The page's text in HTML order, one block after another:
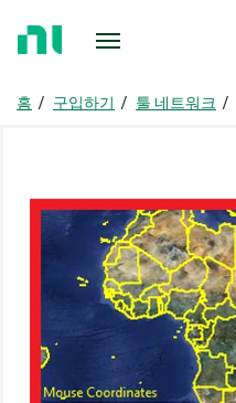
홈 구입하기 툴 네트워크